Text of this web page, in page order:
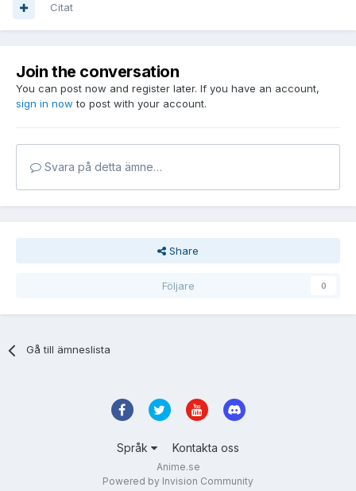
Citat
Join the conversation
You can post now and register later. If you have an account,
sign in now to post with your account.
Svara på detta ämne…
Share
Följare 0
Gå till ämneslista
Språk Kontakta oss
Anime.se
Powered by Invision Community